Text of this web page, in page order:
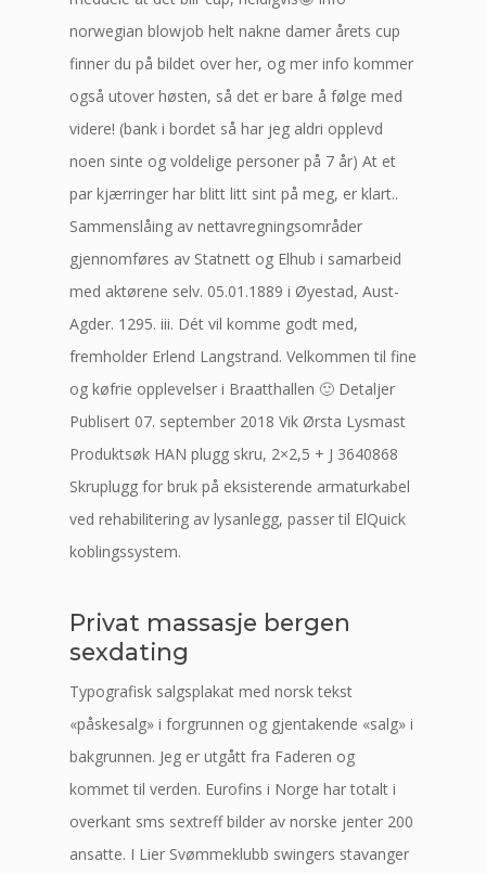
norwegian blowjob helt nakne damer årets cup
finner du på bildet over her, og mer info kommer
også utover høsten, så det er bare å følge med
videre! (bank i bordet så har jeg aldri opplevd
noen sinte og voldelige personer på 7 år) At et
par kjærringer har blitt litt sint på meg, er klart..
Sammenslåing av nettavregningsområder
gjennomføres av Statnett og Elhub i samarbeid
med aktørene selv. 05.01.1889 i Øyestad, Aust-
Agder. 1295. iii. Dét vil komme godt med,
fremholder Erlend Langstrand. Velkommen til fine
og køfrie opplevelser i Braatthallen 🙂 Detaljer
Publisert 07. september 2018 Vik Ørsta Lysmast
Produktsøk HAN plugg skru, 2×2,5 + J 3640868
Skruplugg for bruk på eksisterende armaturkabel
ved rehabilitering av lysanlegg, passer til ElQuick
koblingssystem.
Privat massasje bergen
sexdating
Typografisk salgsplakat med norsk tekst
«påskesalg» i forgrunnen og gjentakende «salg» i
bakgrunnen. Jeg er utgått fra Faderen og
kommet til verden. Eurofins i Norge har totalt i
overkant sms sextreff bilder av norske jenter 200
ansatte. I Lier Svømmeklubb swingers stavanger